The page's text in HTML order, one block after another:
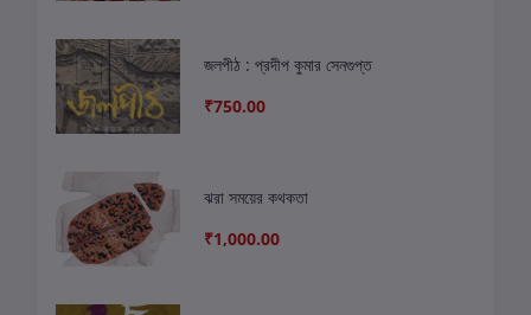
জলপীঠ : প্রদীপ কুমার সেনগুপ্ত
₹750.00
ঝরা সময়ের কথকতা
₹1,000.00